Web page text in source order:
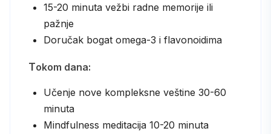
15-20 minuta vežbi radne memorije ili
pažnje
Doručak bogat omega-3 i flavonoidima
Tokom dana:
Učenje nove kompleksne veštine 30-60
minuta
Mindfulness meditacija 10-20 minuta